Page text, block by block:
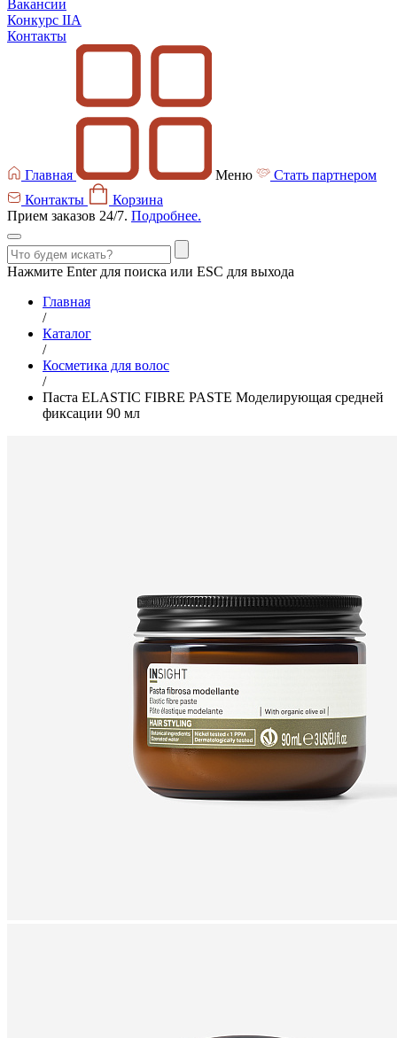
Вакансии
Конкурс IIA
Контакты
Главная Меню
Стать партнером
Контакты
Корзина
Прием заказов 24/7. Подробнее.
Нажмите Enter для поиска или ESC для выхода
Главная
/
Каталог
/
Косметика для волос
/
Паста ELASTIC FIBRE PASTE Моделирующая средней
фиксации 90 мл